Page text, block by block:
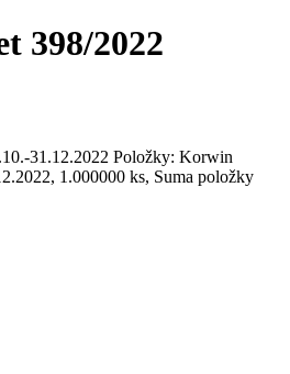
398/2022
31.12.2022 Položky: Korwin
1.000000 ks, Suma položky